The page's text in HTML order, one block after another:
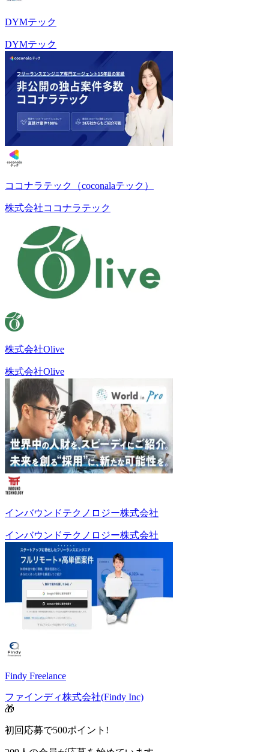
DYMテック
DYMテック
ココナラテック（coconalaテック）
株式会社ココナラテック
株式会社Olive
株式会社Olive
インバウンドテクノロジー株式会社
インバウンドテクノロジー株式会社
Findy Freelance
ファインディ株式会社(Findy Inc)
🎁
初回応募で500ポイント!